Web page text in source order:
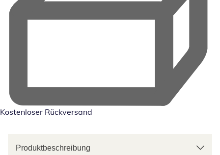
Kostenloser Rückversand
Produktbeschreibung